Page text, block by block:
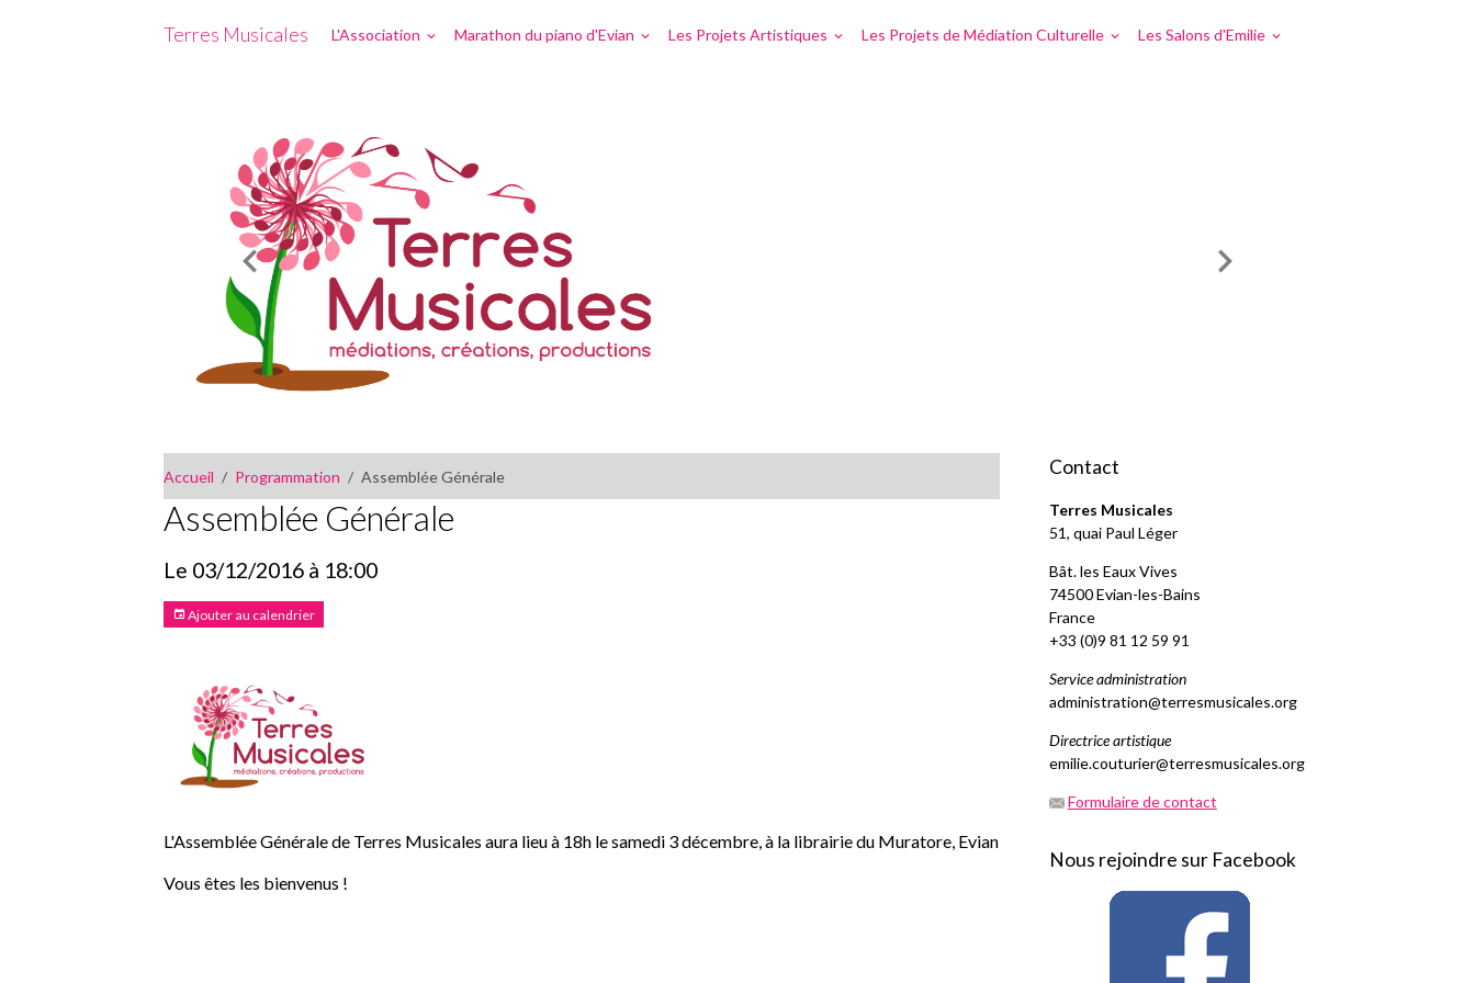
Terres Musicales L'Association Marathon du piano d'Evian Les Projets Artistiques Les Projets de Médiation Culturelle Les Salons d'Emilie
Accueil Programmation Assemblée Générale
Assemblée Générale
Le 03/12/2016 à 18:00
Ajouter au calendrier
L'Assemblée Générale de Terres Musicales aura lieu à 18h le samedi 3 décembre, à la librairie du Muratore, Evian
Vous êtes les bienvenus !
Contact
Terres Musicales
51, quai Paul Léger
Bât. les Eaux Vives
74500 Evian-les-Bains
France
+33 (0)9 81 12 59 91
Service administration
administration@terresmusicales.org
Directrice artistique
emilie.couturier@terresmusicales.org
Formulaire de contact
Nous rejoindre sur Facebook